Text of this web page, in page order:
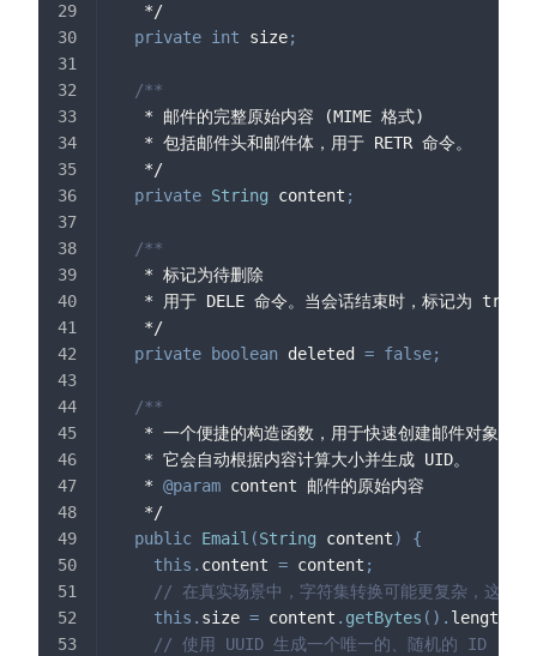
   */
private int size;
/**
   * 邮件的完整原始内容 (MIME 格式)
   * 包括邮件头和邮件体，用于 RETR 命令。
   */
private String content ;
/**
   * 标记为待删除
* 用于 DELE 命令。当会话结束时，标记为 true
   */
private
boolean deleted = false;
/**
   * 一个便捷的构造函数，用于快速创建邮件对象。
   * 它会自动根据内容计算大小并生成 UID。
   *
@param content 邮件的原始内容
   */
public Email (String content)
{
this . content = content ;
// 在真实场景中，字符集转换可能更复杂，这
this . size = content . getBytes ( ) . length
// 使用 UUID 生成一个唯一的、随机的 ID